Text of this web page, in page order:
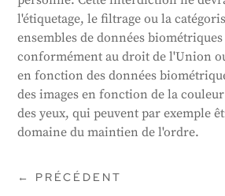
l'étiquetage, le filtrage ou la
ensembles de données
conformément au droit de l'Union
en fonction des données
des images en fonction de la
des yeux, qui peuvent par exemple
domaine du maintien de l'ordre.
← PRÉCÉDENT